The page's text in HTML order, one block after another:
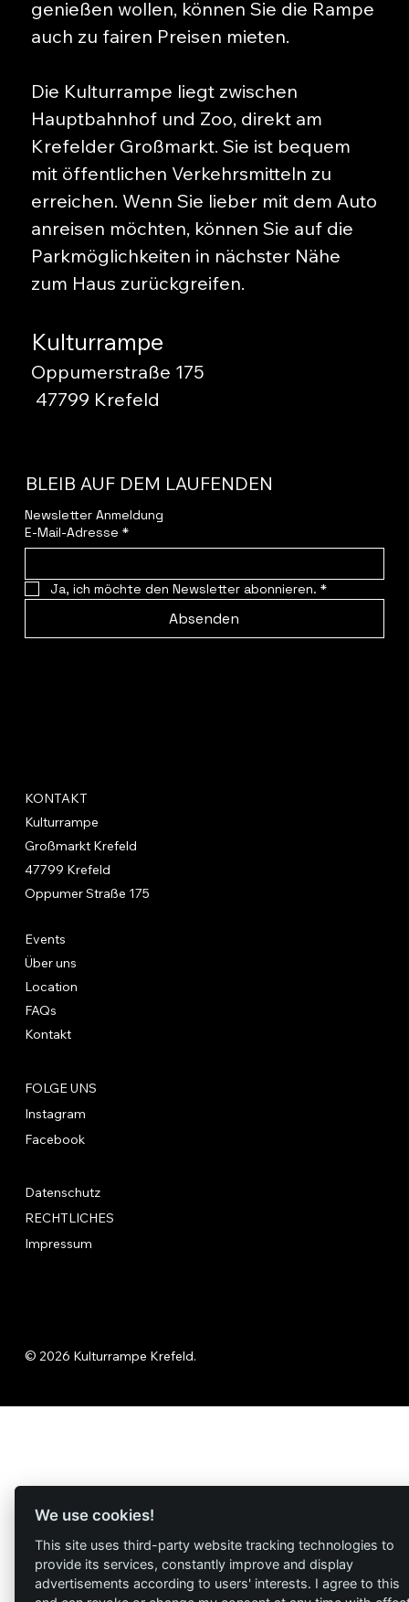
genießen wollen, können Sie die Rampe
auch zu fairen Preisen mieten.
Die Kulturrampe liegt zwischen
Hauptbahnhof und Zoo, direkt am
Krefelder Großmarkt. Sie ist bequem
mit öffentlichen Verkehrsmitteln zu
erreichen. Wenn Sie lieber mit dem Auto
anreisen möchten, können Sie auf die
Parkmöglichkeiten in nächster Nähe
zum Haus zurückgreifen.
Kulturrampe
Oppumerstraße 175
47799 Krefeld
© 2026 Kulturrampe Krefeld.
BLEIB AUF DEM LAUFENDEN
Newsletter Anmeldung
E-Mail-Adresse *
Ja, ich möchte den Newsletter abonnieren. *
Absenden
KONTAKT
Kulturrampe
Großmarkt Krefeld
Oppumer Straße 175
47799 Krefeld
FOLGE UNS
Instagram
Facebook
Events
Über uns
Location
FAQs
Kontakt
RECHTLICHES
Datenschutz
Impressum
We use cookies!
This site uses third-party website tracking technologies to
provide its services, constantly improve and display
advertisements according to users' interests. I agree to this